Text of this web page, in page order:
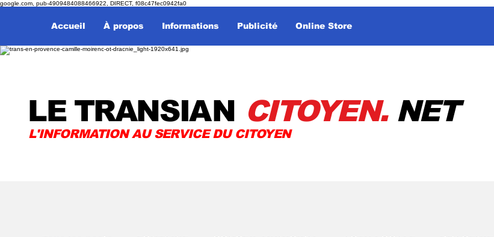
google.com, pub-4909484088466922, DIRECT, f08c47fec0942fa0
Accueil À propos Informations Publicité Online Store
LE TRANSIAN CITOYEN.NET
L'INFORMATION AU SERVICE DU CITOYEN